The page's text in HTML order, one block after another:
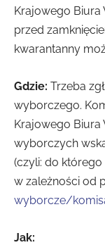
Krajowego
przed
kwarantanny
Gdzie: Trzeba
wyborczego.
Krajowego Biura
wyborczych
(czyli: do
w zależności od
wyborcze/
Jak: